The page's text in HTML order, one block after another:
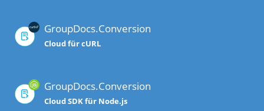
GroupDocs.Conversion
Cloud für cURL
GroupDocs.Conversion
Cloud SDK für Node.js